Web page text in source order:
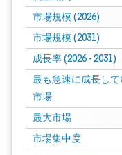
市場規模 (2026)
市場規模 (2031)
成長率 (2026 - 2031)
最も急速に成長して
市場
最大市場
市場集中度